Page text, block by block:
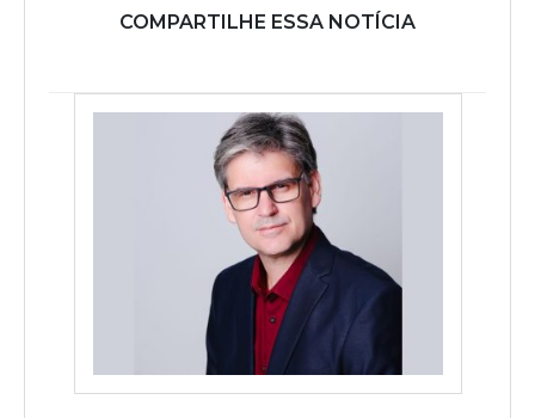
COMPARTILHE ESSA NOTÍCIA